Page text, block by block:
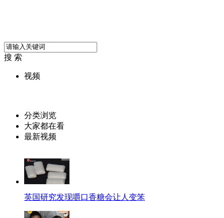
搜 索
视频
分类浏览
大家都在看
最新视频
英国研究发现嚼口香糖会让人变笨